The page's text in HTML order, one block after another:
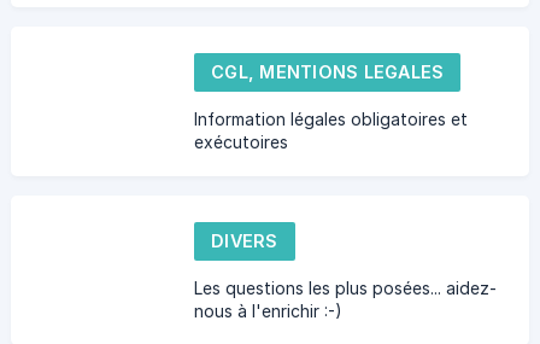
CGL, MENTIONS LEGALES
Information légales obligatoires et
exécutoires
DIVERS
Les questions les plus posées... aidez-
nous à l'enrichir :-)